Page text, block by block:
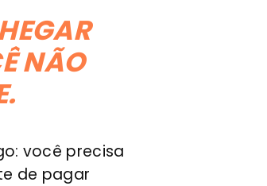
NÃO
você precisa
de pagar